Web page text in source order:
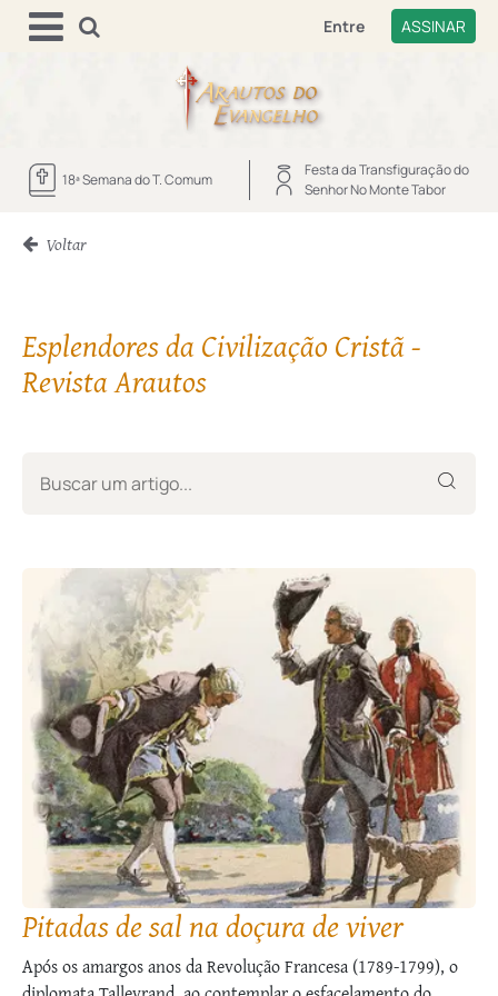
Entre ASSINAR
18ª Semana do T. Comum
Festa da Transfiguração do
Senhor No Monte Tabor
Voltar
Esplendores da Civilização Cristã -
Revista Arautos
Pitadas de sal na doçura de viver
Após os amargos anos da Revolução Francesa (1789-1799), o